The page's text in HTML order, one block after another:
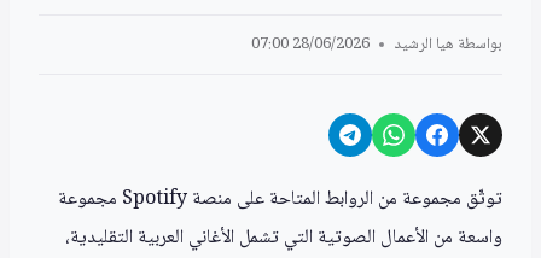
بواسطة هيا الرشيد 28/06/2026 07:00
توثّق مجموعة من الروابط المتاحة على منصة Spotify مجموعة
واسعة من الأعمال الصوتية التي تشمل الأغاني العربية التقليدية،